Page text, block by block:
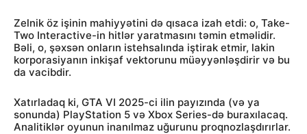
Zelnik öz işinin mahiyyətini də qısaca izah etdi: o, Take-
Two Interactive-in hitlər yaratmasını təmin etməlidir.
Bəli, o, şəxsən onların istehsalında iştirak etmir, lakin
korporasiyanın inkişaf vektorunu müəyyənləşdirir və bu
da vacibdir.
Xatırladaq ki, GTA VI 2025-ci ilin payızında (və ya
sonunda) PlayStation 5 və Xbox Series-də buraxılacaq.
Analitiklər oyunun inanılmaz uğurunu proqnozlaşdırırlar.